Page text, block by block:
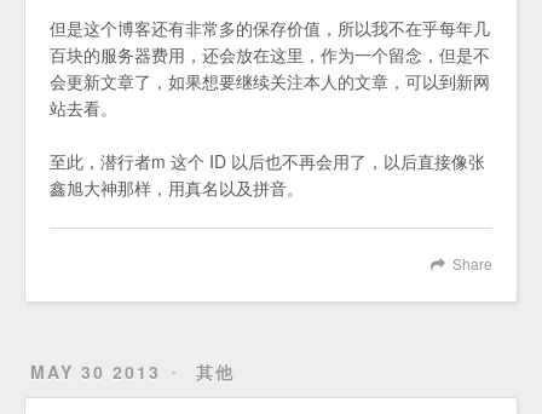
但是这个博客还有非常多的保存价值，所以我不在乎每年几
百块的服务器费用，还会放在这里，作为一个留念，但是不
会更新文章了，如果想要继续关注本人的文章，可以到新网
站去看。
至此，潜行者m 这个 ID 以后也不再会用了，以后直接像张
鑫旭大神那样，用真名以及拼音。
Share
MAY 30 2013 其他